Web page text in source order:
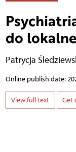
do
Patrycja
Online publish date:
View full text Get